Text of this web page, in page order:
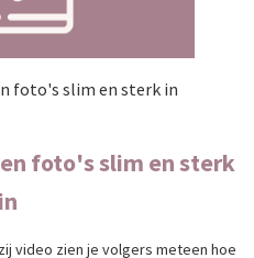
foto's slim en sterk in
en foto's slim en sterk
in
video zien je volgers meteen hoe